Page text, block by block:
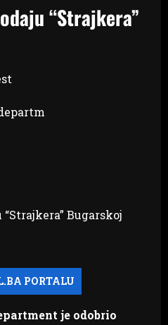
“Strajkera”
je odobrio